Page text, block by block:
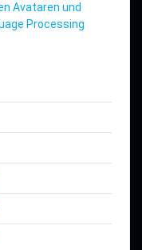
Avataren und
Processing